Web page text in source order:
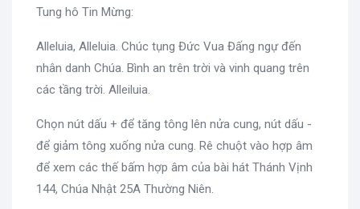
Tung hô Tin Mừng:
Alleluia, Alleluia. Chúc tụng Đức Vua Đấng ngự đến
nhân danh Chúa. Bình an trên trời và vinh quang trên
các tầng trời. Alleiluia.
Chọn nút dấu + để tăng tông lên nửa cung, nút dấu -
để giảm tông xuống nửa cung. Rê chuột vào hợp âm
để xem các thế bấm hợp âm của bài hát Thánh Vịnh
144, Chúa Nhật 25A Thường Niên.